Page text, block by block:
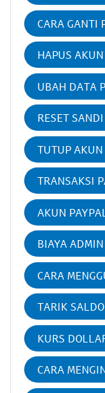
CARA GANTI
HAPUS
UBAH DATA
RESET
TUTUP AKUN
TRANSAKSI
AKUN
BIAYA
CARA
TARIK
KURS
CARA